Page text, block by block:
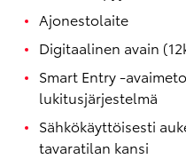
Ajonestolaite
Digitaalinen avain
Smart Entry -
lukitusjärjestelmä
Sähkökäyttöisesti
tavaratilan kansi